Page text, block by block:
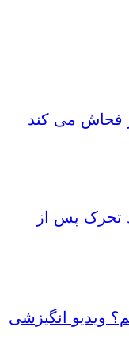
تحرک پس از
ویدیو انگیزشی